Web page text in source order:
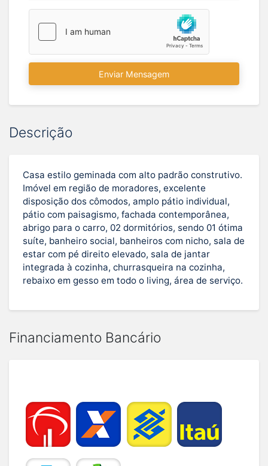
Enviar Mensagem
Descrição
Casa estilo geminada com alto padrão construtivo.
Imóvel em região de moradores, excelente
disposição dos cômodos, amplo pátio individual,
pátio com paisagismo, fachada contemporânea,
abrigo para o carro, 02 dormitórios, sendo 01 ótima
suíte, banheiro social, banheiros com nicho, sala de
estar com pé direito elevado, sala de jantar
integrada à cozinha, churrasqueira na cozinha,
rebaixo em gesso em todo o living, área de serviço.
Financiamento Bancário